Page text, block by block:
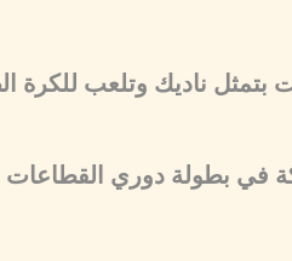
بتمثل ناديك وتلعب للكرة
في بطولة دوري القطاعات